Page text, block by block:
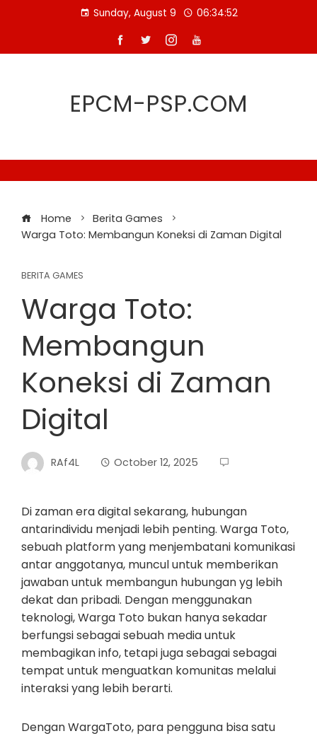
Sunday, August 9 06:34:52
EPCM-PSP.COM
Home
Berita Games
Warga Toto: Membangun Koneksi di Zaman Digital
BERITA GAMES
Warga Toto:
Membangun
Koneksi di Zaman
Digital
RAf4L October 12, 2025
Di zaman era digital sekarang, hubungan
antarindividu menjadi lebih penting. Warga Toto,
sebuah platform yang menjembatani komunikasi
antar anggotanya, muncul untuk memberikan
jawaban untuk membangun hubungan yg lebih
dekat dan pribadi. Dengan menggunakan
teknologi, Warga Toto bukan hanya sekadar
berfungsi sebagai sebuah media untuk
membagikan info, tetapi juga sebagai sebagai
tempat untuk menguatkan komunitas melalui
interaksi yang lebih berarti.
Dengan WargaToto, para pengguna bisa satu